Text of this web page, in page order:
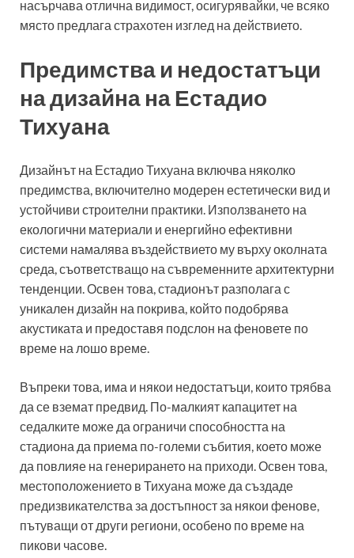
насърчава отлична видимост, осигурявайки, че всяко
място предлага страхотен изглед на действието.
Предимства и недостатъци
на дизайна на Естадио
Тихуана
Дизайнът на Естадио Тихуана включва няколко
предимства, включително модерен естетически вид и
устойчиви строителни практики. Използването на
екологични материали и енергийно ефективни
системи намалява въздействието му върху околната
среда, съответстващо на съвременните архитектурни
тенденции. Освен това, стадионът разполага с
уникален дизайн на покрива, който подобрява
акустиката и предоставя подслон на феновете по
време на лошо време.
Въпреки това, има и някои недостатъци, които трябва
да се вземат предвид. По-малкият капацитет на
седалките може да ограничи способността на
стадиона да приема по-големи събития, което може
да повлияе на генерирането на приходи. Освен това,
местоположението в Тихуана може да създаде
предизвикателства за достъпност за някои фенове,
пътуващи от други региони, особено по време на
пикови часове.